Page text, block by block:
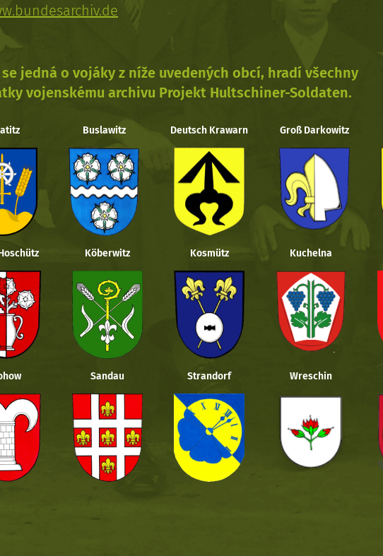
jedná o vojáky z níže uvedených obcí, hradí všechny
vojenskému archivu Projekt Hultschiner-Soldaten.
Buslawitz Deutsch Krawarn Groß Darkowitz
Köberwitz Kosmütz Kuchelna
Sandau Strandorf Wreschin